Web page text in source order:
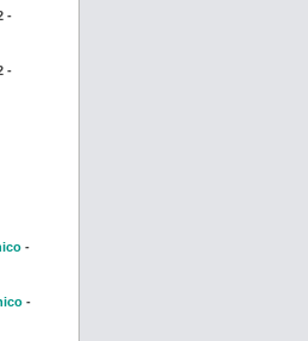
-
-
-
-